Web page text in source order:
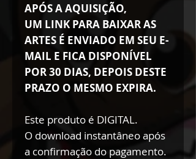
APÓS A AQUISIÇÃO,
UM LINK PARA BAIXAR AS
ARTES É ENVIADO EM SEU E-
MAIL E FICA DISPONÍVEL
POR 30 DIAS, DEPOIS DESTE
PRAZO O MESMO EXPIRA.
Este produto é DIGITAL.
O download instantâneo após
a confirmação do pagamento.